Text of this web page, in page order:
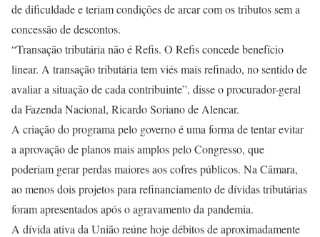
de dificuldade e teriam condições de arcar com os tributos sem a
concessão de descontos.
“Transação tributária não é Refis. O Refis concede benefício
linear. A transação tributária tem viés mais refinado, no sentido de
avaliar a situação de cada contribuinte”, disse o procurador-geral
da Fazenda Nacional, Ricardo Soriano de Alencar.
A criação do programa pelo governo é uma forma de tentar evitar
a aprovação de planos mais amplos pelo Congresso, que
poderiam gerar perdas maiores aos cofres públicos. Na Câmara,
ao menos dois projetos para refinanciamento de dívidas tributárias
foram apresentados após o agravamento da pandemia.
A dívida ativa da União reúne hoje débitos de aproximadamente